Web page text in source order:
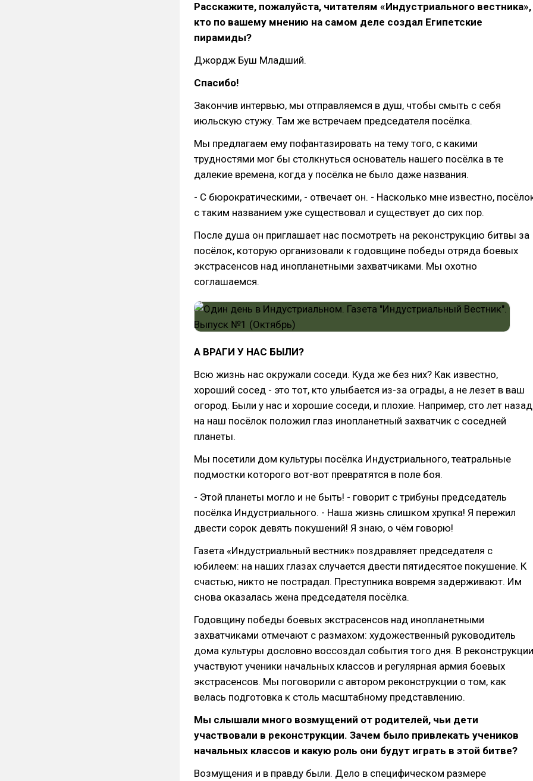
Расскажите, пожалуйста, читателям «Индустриального вестника»,
кто по вашему мнению на самом деле создал Египетские
пирамиды?
Джордж Буш Младший.
Спасибо!
Закончив интервью, мы отправляемся в душ, чтобы смыть с себя
июльскую стужу. Там же встречаем председателя посёлка.
Мы предлагаем ему пофантазировать на тему того, с какими
трудностями мог бы столкнуться основатель нашего посёлка в те
далекие времена, когда у посёлка не было даже названия.
- С бюрократическими, - отвечает он. - Насколько мне известно,
с таким названием уже существовал и существует до сих пор.
После душа он приглашает нас посмотреть на реконструкцию битвы за
посёлок, которую организовали к годовщине победы отряда боевых
экстрасенсов над инопланетными захватчиками. Мы охотно
соглашаемся.
А ВРАГИ У НАС БЫЛИ?
Всю жизнь нас окружали соседи. Куда же без них? Как известно,
хороший сосед - это тот, кто улыбается из-за ограды, а не лезет в ваш
огород. Были у нас и хорошие соседи, и плохие. Например, сто лет назад
на наш посёлок положил глаз инопланетный захватчик с соседней
планеты.
Мы посетили дом культуры посёлка Индустриального, театральные
подмостки которого вот-вот превратятся в поле боя.
- Этой планеты могло и не быть! - говорит с трибуны председатель
посёлка Индустриального. - Наша жизнь слишком хрупка! Я пережил
двести сорок девять покушений! Я знаю, о чём говорю!
Газета «Индустриальный вестник» поздравляет председателя с
юбилеем: на наших глазах случается двести пятидесятое покушение. К
счастью, никто не пострадал. Преступника вовремя задерживают. Им
снова оказалась жена председателя посёлка.
Годовщину победы боевых экстрасенсов над инопланетными
захватчиками отмечают с размахом: художественный руководитель
дома культуры дословно воссоздал события того дня. В реконструкции
участвуют ученики начальных классов и регулярная армия боевых
экстрасенсов. Мы поговорили с автором реконструкции о том, как
велась подготовка к столь масштабному представлению.
Мы слышали много возмущений от родителей, чьи дети
участвовали в реконструкции. Зачем было привлекать учеников
начальных классов и какую роль они будут играть в этой битве?
Возмущения и в правду были. Дело в специфическом размере